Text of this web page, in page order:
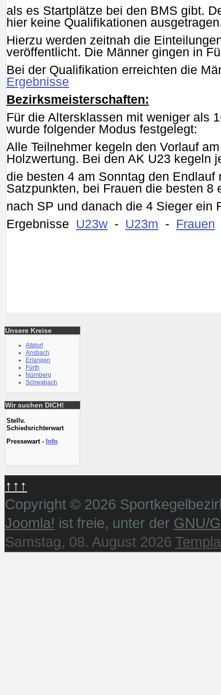
als es Startplätze bei den BMS gibt.
hier keine Qualifikationen
Hierzu werden zeitnah die
veröffentlicht. Die Männer gingen in
Bei der Qualifikation erreichten die
Ergebnisse
Bezirksmeisterschaften:
Für die Altersklassen mit weniger als
wurde folgender Modus festgelegt:
Alle Teilnehmer kegeln den Vorlauf
Holzwertung. Bei den AK U23 kegeln
die besten 4 am Sonntag den Endlauf
Satzpunkten, bei Frauen die besten 8
nach SP und danach die 4 Sieger ein
Ergebnisse U23w - U23m - Frauen
Unsere Kreise
Altdorf
Ansbach
Erlangen
Fürth
Nürnberg
Schwabach
Wir suchen DICH!
Stellv.
Schiedsrichterwart
Pressewart - Info
↑↑↑
Copyright © 2026
Joomla! ist freie, unter der GNU/
Samstag, 08. August 2026